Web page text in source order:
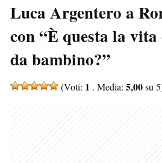
Luca Argentero a
con “È questa la vita
da bambino?”
(Voti: 1 . Media: 5,00su